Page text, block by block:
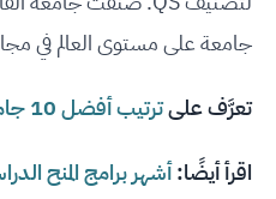
جامعة على مستوى العالم في
تعرَّف علىترتيب أفضل 10 جامعات عربية عالميا لعام 2026
اقرأ أيضًا:أشهر برامج المنح